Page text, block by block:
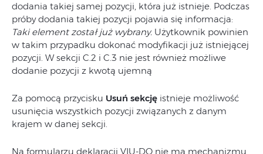
dodania takiej samej pozycji, która już istnieje. Podczas
próby dodania takiej pozycji pojawia się informacja:
Taki element został już wybrany. Użytkownik powinien
w takim przypadku dokonać modyfikacji już istniejącej
pozycji. W sekcji C.2 i C.3 nie jest również możliwe
dodanie pozycji z kwotą ujemną
Za pomocą przycisku Usuń sekcję istnieje możliwość
usunięcia wszystkich pozycji związanych z danym
krajem w danej sekcji.
Na formularzu deklaracji VIU-DO nie ma mechanizmu